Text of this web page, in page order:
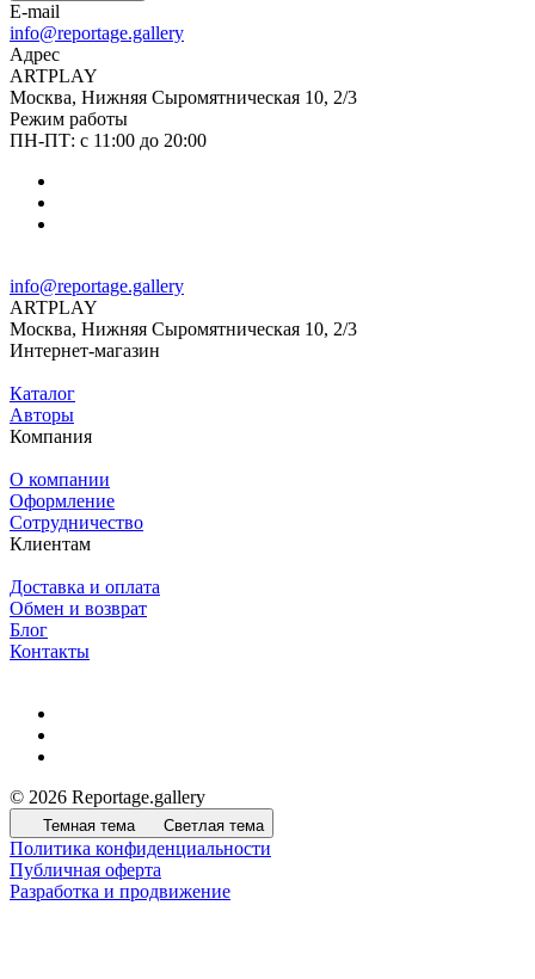
E-mail
info@reportage.gallery
Адрес
ARTPLAY
Москва, Нижняя Сыромятническая 10, 2/3
Режим работы
ПН-ПТ: с 11:00 до 20:00
info@reportage.gallery
ARTPLAY
Москва, Нижняя Сыромятническая 10, 2/3
Интернет-магазин
Каталог
Авторы
Компания
О компании
Оформление
Сотрудничество
Клиентам
Доставка и оплата
Обмен и возврат
Блог
Контакты
© 2026 Reportage.gallery
Темная тема Светлая тема
Политика конфиденциальности
Публичная оферта
Разработка и продвижение